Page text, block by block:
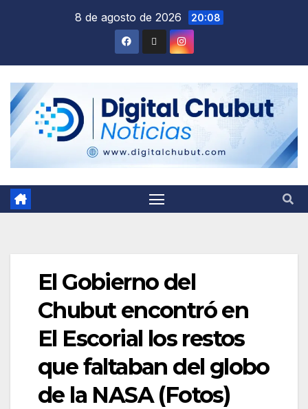
8 de agosto de 2026 20:08
El Gobierno del
Chubut encontró en
El Escorial los restos
que faltaban del globo
de la NASA (Fotos)